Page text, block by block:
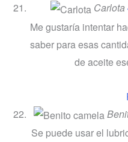
Carlota
Me gustaría intentar
saber para esas
de aceite
Se puede usar el